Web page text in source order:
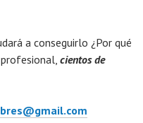
a conseguirlo ¿Por qué
cientos de